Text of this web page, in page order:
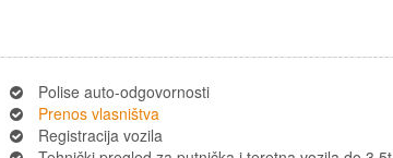
Polise auto-odgovornosti
Prenos vlasništva
Registracija vozila